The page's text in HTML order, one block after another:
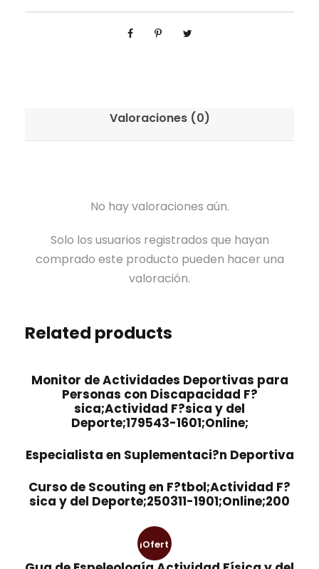
Valoraciones (0)
No hay valoraciones aún.
Solo los usuarios registrados que hayan
comprado este producto pueden hacer una
valoración.
Related products
Monitor de Actividades Deportivas para
Personas con Discapacidad F?
sica;Actividad F?sica y del
Deporte;179543-1601;Online;
Especialista en Suplementaci?n Deportiva
Curso de Scouting en F?tbol;Actividad F?
sica y del Deporte;250311-1901;Online;200
¡Ofert